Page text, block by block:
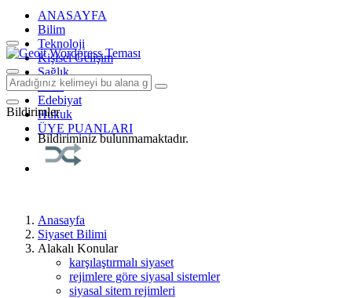
ANASAYFA
Bilim
Teknoloji
Kişisel Gelişim
Sağlık
Tarih
Edebiyat
Hukuk
ÜYE PUANLARI
Bildirimler
Bildiriminiz bulunmamaktadır.
Anasayfa
Siyaset Bilimi
Alakalı Konular
karşılaştırmalı siyaset
rejimlere göre siyasal sistemler
siyasal sitem rejimleri